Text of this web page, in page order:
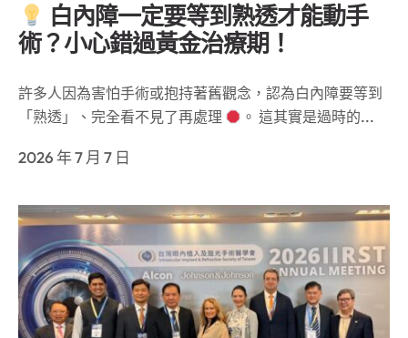
白內障一定要等到熟透才能動手
術？小心錯過黃金治療期！
許多人因為害怕手術或抱持著舊觀念，認為白內障要等到
「熟透」、完全看不見了再處理
。 這其實是過時的...
2026 年 7 月 7 日